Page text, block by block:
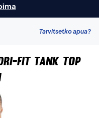
Tarvitsetko apua?
FIT Tank Top